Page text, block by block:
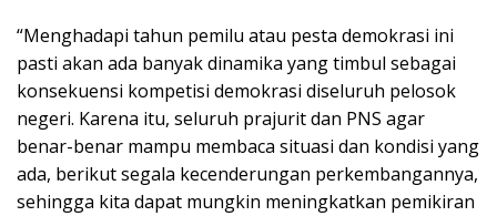
“Menghadapi tahun pemilu atau pesta demokrasi ini
pasti akan ada banyak dinamika yang timbul sebagai
konsekuensi kompetisi demokrasi diseluruh pelosok
negeri. Karena itu, seluruh prajurit dan PNS agar
benar-benar mampu membaca situasi dan kondisi yang
ada, berikut segala kecenderungan perkembangannya,
sehingga kita dapat mungkin meningkatkan pemikiran